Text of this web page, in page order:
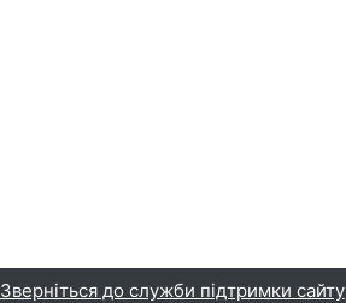
Зверніться до служби підтримки сайту